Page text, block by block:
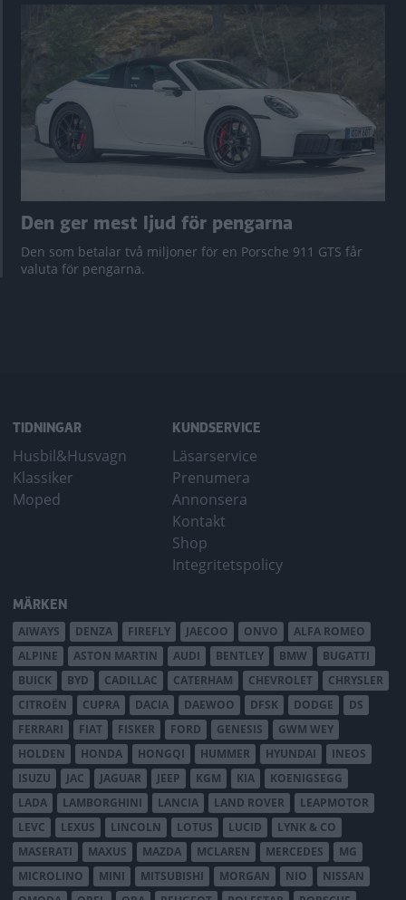
Den ger mest ljud för pengarna
Den som betalar två miljoner för en Porsche 911 GTS får
valuta för pengarna.
TIDNINGAR
Husbil&Husvagn
Klassiker
Moped
KUNDSERVICE
Läsarservice
Prenumera
Annonsera
Kontakt
Shop
Integritetspolicy
MÄRKEN
AIWAYS DENZA FIREFLY JAECOO ONVO
ALFA ROMEO
ALPINE
ASTON MARTIN AUDI BENTLEY BMW
BUGATTI
BUICK
BYD CADILLAC CATERHAM CHEVROLET
CHRYSLER
CITROËN
CUPRA DACIA DAEWOO DFSK DODGE
DS
FERRARI
FIAT FISKER FORD GENESIS
GWM WEY
HOLDEN
HONDA HONGQI HUMMER HYUNDAI
INEOS
ISUZU
JAC JAGUAR JEEP KGM KIA
KOENIGSEGG
LADA
LAMBORGHINI LANCIA LAND ROVER
LEAPMOTOR
LEVC
LEXUS LINCOLN LOTUS LUCID
LYNK & CO
MASERATI
MAXUS MAZDA MCLAREN MERCEDES
MG
MICROLINO
MINI MITSUBISHI MORGAN NIO
NISSAN